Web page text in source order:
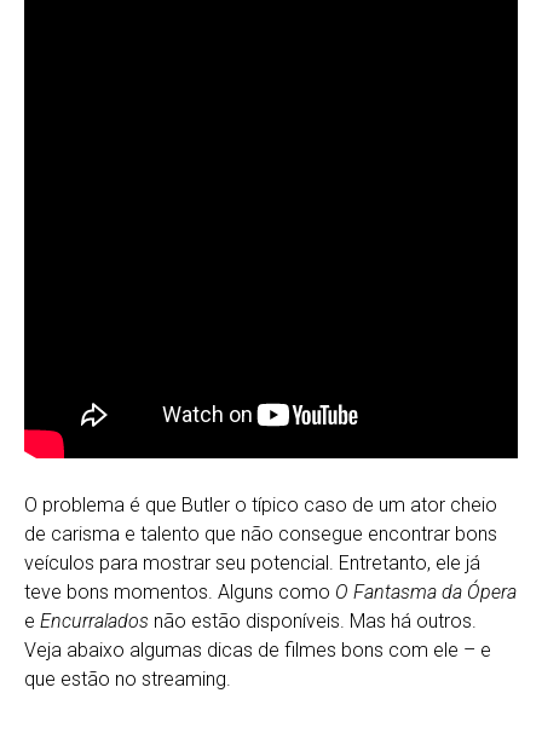
O problema é que Butler o típico caso de um ator cheio
de carisma e talento que não consegue encontrar bons
veículos para mostrar seu potencial. Entretanto, ele já
teve bons momentos. Alguns como O Fantasma da Ópera
e Encurralados não estão disponíveis. Mas há outros.
Veja abaixo algumas dicas de filmes bons com ele – e
que estão no streaming.